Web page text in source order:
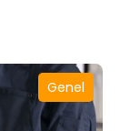
Genel